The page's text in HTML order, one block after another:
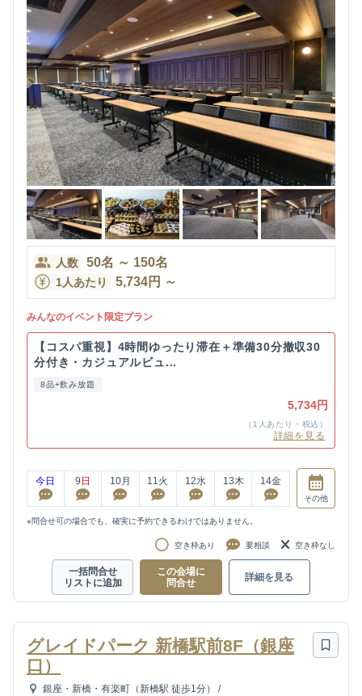
人数 50名 ～ 150名
1人あたり 5,734円 ～
みんなのイベント限定プラン
【コスパ重視】4時間ゆったり滞在＋準備30分撤収30
分付き・カジュアルビュ...
8品+飲み放題
5,734円
（1人あたり・税込）
詳細を見る
今日 9 日 10月 11火 12水 13木 14金
その他
※問合せ可の場合でも、確実に予約できるわけではありません。
空き枠あり 要相談 空き枠なし
一括問合せ
リストに追加
この会場に
問合せ
詳細を見る
グレイドパーク 新橋駅前8F（銀座
口）
銀座・新橋・有楽町（新橋駅 徒歩1分）
/